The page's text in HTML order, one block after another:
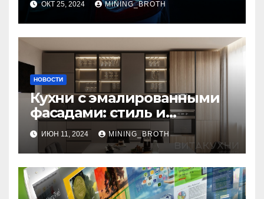
дороге
ОКТ 25, 2024 MINING_BROTH
НОВОСТИ
Кухни с эмалированными
фасадами: стиль и
практичность в одном
решении
ИЮН 11, 2024 MINING_BROTH